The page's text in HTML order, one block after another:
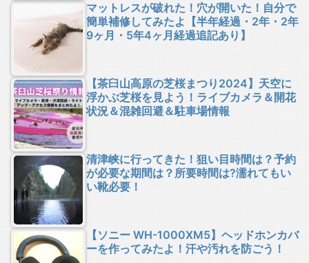
マットレスが破れた！穴が開いた！自分で
簡単補修してみたよ【半年経過・2年・2年
9ヶ月・5年4ヶ月経過追記あり】
【茶臼山高原の芝桜まつり2024】天空に
浮かぶ芝桜を見よう！ライブカメラ＆開花
状況＆混雑回避＆駐車場情報
清津峡に行ってきた！狙い目時間は？予約
が必要な期間は？所要時間は?濡れてもい
い靴必要！
【ソニー WH-1000XM5】ヘッドホンカバ
ーを作ってみたよ！汗や汚れを防ごう！